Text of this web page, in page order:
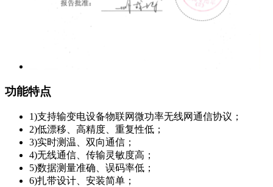
功能特点
1)支持输变电设备物联网微功率无线网通信协议；
2)低漂移、高精度、重复性低；
3)实时测温、双向通信；
4)无线通信、传输灵敏度高；
5)数据测量准确、误码率低；
6)扎带设计、安装简单；